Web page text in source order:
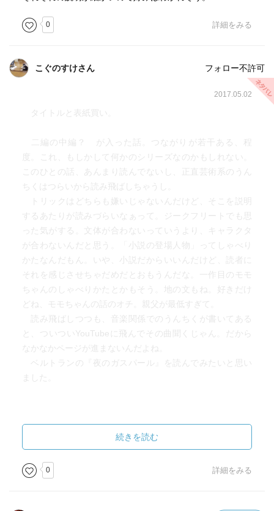
0 詳細をみる
こぐのすけさん フォロー不許可
2017.05.02
タイトルと表紙買い。
二編の中編？ が入った話。つながりが若干ある、程
度。これ、もしかして何かのシリーズなのかもしれない。
このひとの話、あんまり読んでないし、正直芸術系のうん
ちくはつらいから読み飛ばしちゃうし。
トリックはどちらも嫌いじゃないんだけど、そこを説明
するあたりが読みづらいなぁって。ジークフリートでも思
った気がする。文体が合わないっていうより、キャラクタ
が合わないんだと思う。「小説の登場人物」ってしゃべり
かたなんだもん。いや、小説だからいいんだけど、読者に
それを感じさせちゃだめだとおもうんだな。一作目のモモ
ちゃんのしゃべりかたとかもそう。地の文もね。好きだけ
どね、モモちゃんの話のオチ。親父が最低すぎて。
読み飛ばしつつも、音楽関係でのうんちくが書いてある
と、ついついYouTubeに飛んでその曲聞くじゃん。だから
なかなかページが進まないんだよね。
ベルトランの『夜のガスパール』を読んでみたいと思い
ました。
続きを読む
0 詳細をみる